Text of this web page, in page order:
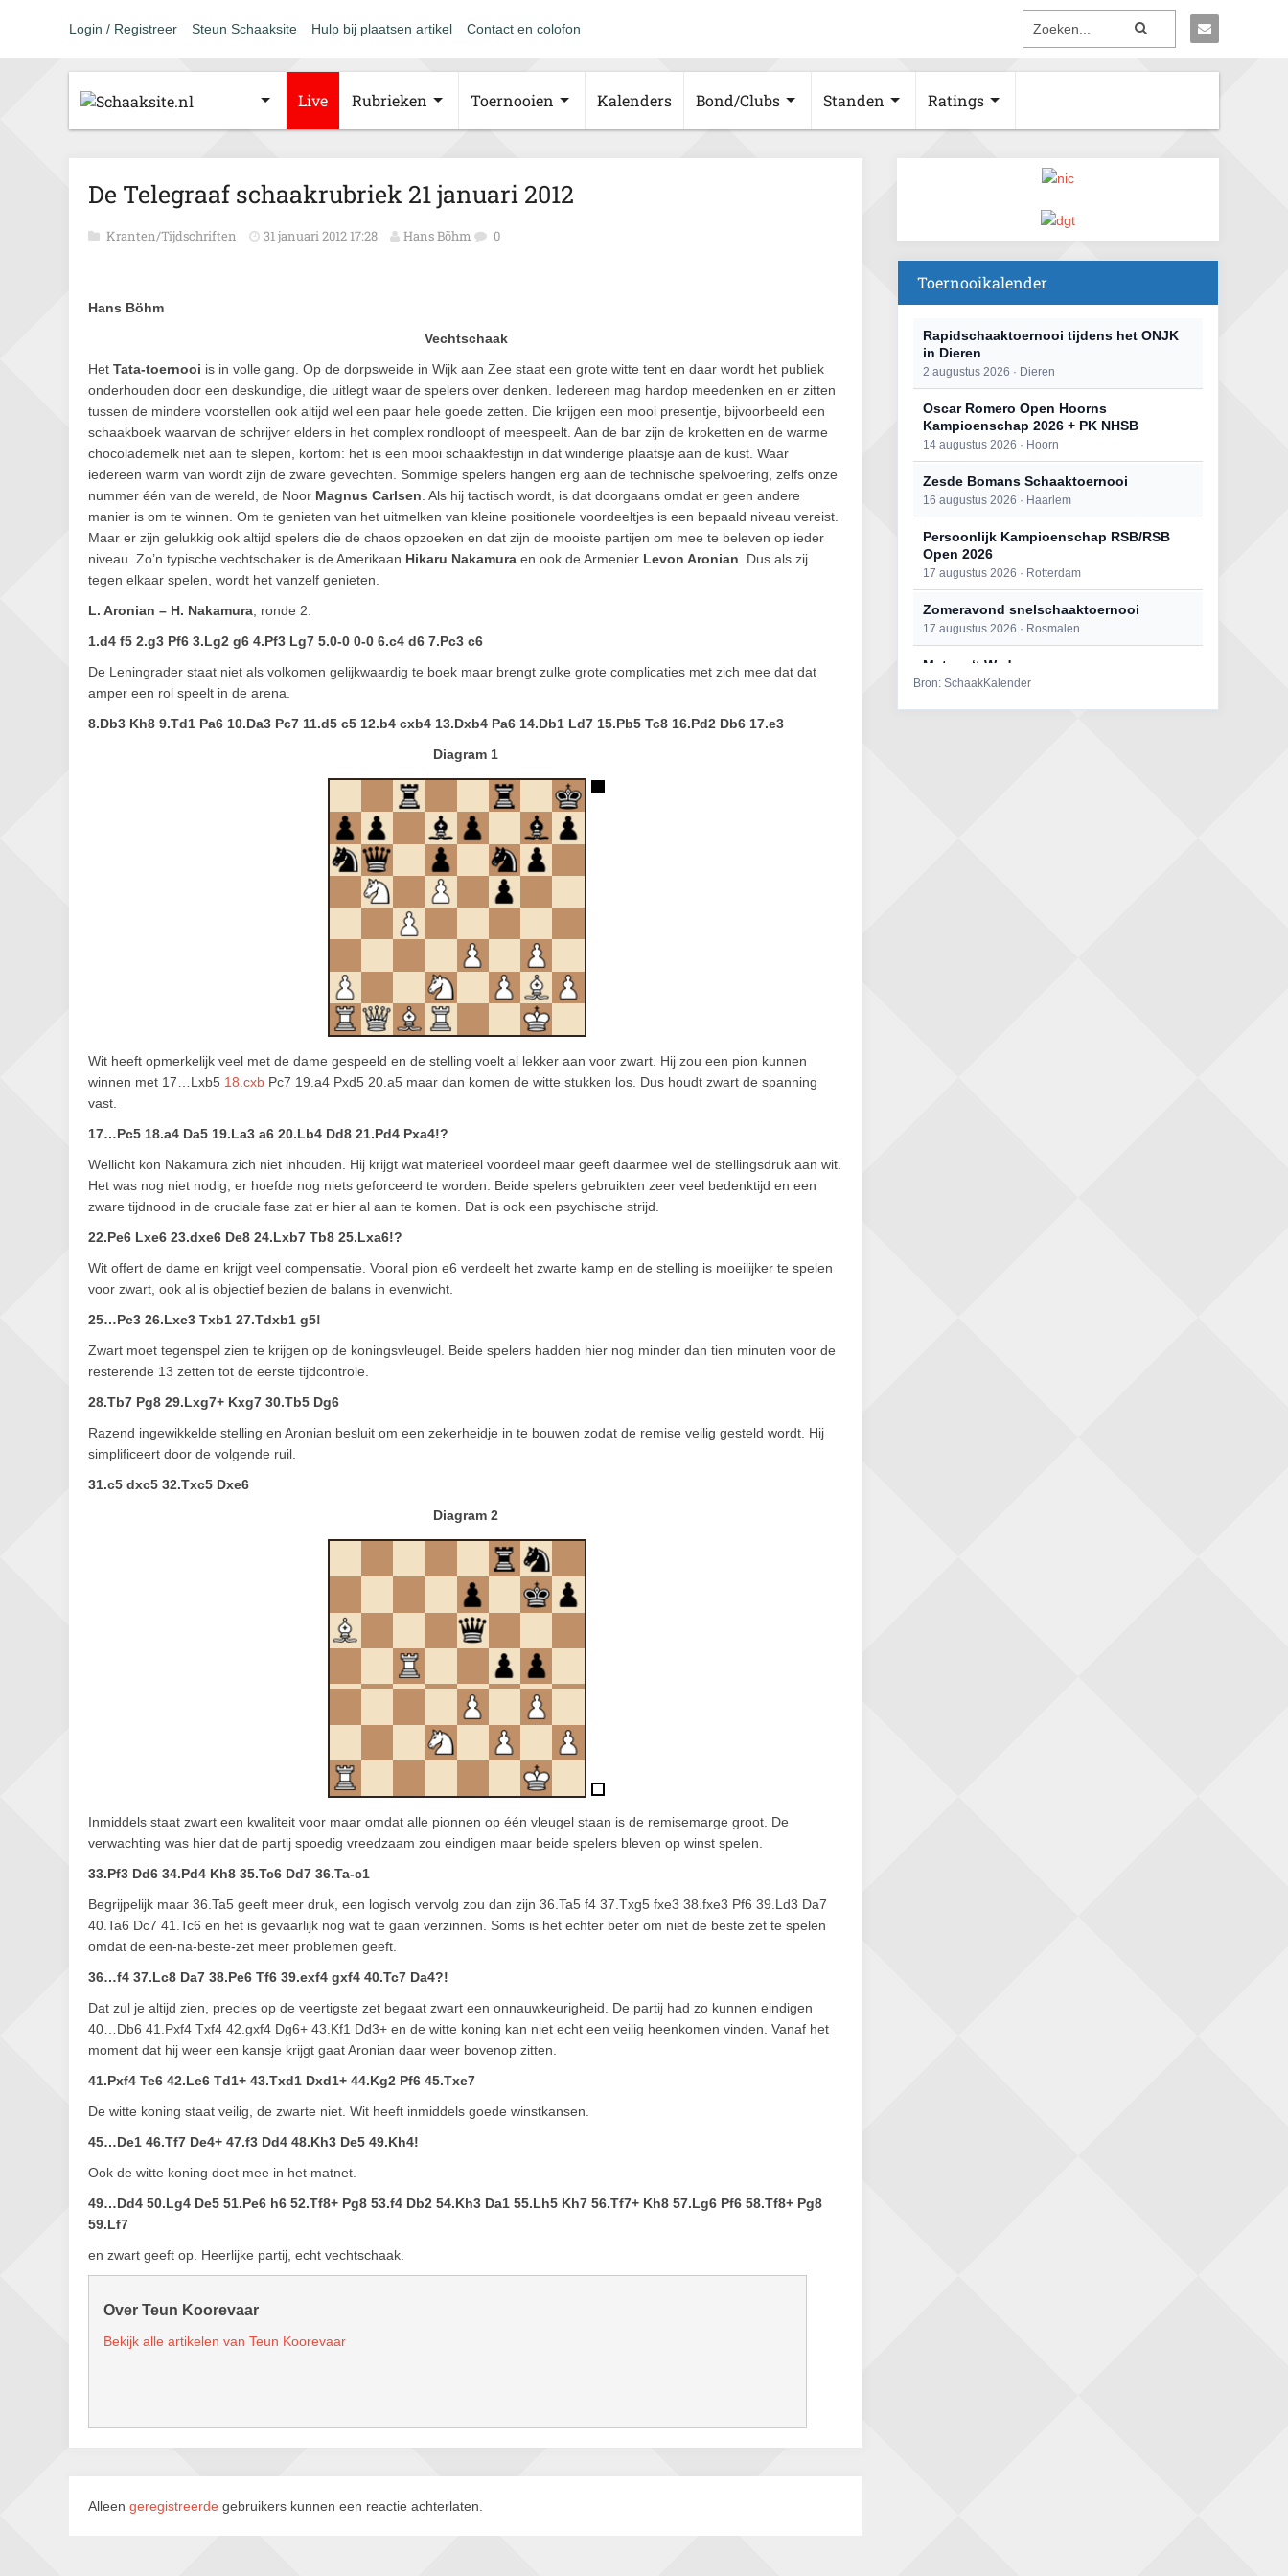
Login / Registreer Steun Schaaksite Hulp bij plaatsen artikel Contact en colofon
Live Rubrieken Toernooien Kalenders Bond/Clubs Standen Ratings
De Telegraaf schaakrubriek 21 januari 2012
Kranten/Tijdschriften 31 januari 2012 17:28 Hans Böhm 0
Hans Böhm
Vechtschaak
Het Tata-toernooi is in volle gang. Op de dorpsweide in Wijk aan Zee staat een grote witte tent en daar wordt het publiek
onderhouden door een deskundige, die uitlegt waar de spelers over denken. Iedereen mag hardop meedenken en er zitten
tussen de mindere voorstellen ook altijd wel een paar hele goede zetten. Die krijgen een mooi presentje, bijvoorbeeld een
schaakboek waarvan de schrijver elders in het complex rondloopt of meespeelt. Aan de bar zijn de kroketten en de warme
chocolademelk niet aan te slepen, kortom: het is een mooi schaakfestijn in dat winderige plaatsje aan de kust. Waar
iedereen warm van wordt zijn de zware gevechten. Sommige spelers hangen erg aan de technische spelvoering, zelfs onze
nummer één van de wereld, de Noor Magnus Carlsen . Als hij tactisch wordt, is dat doorgaans omdat er geen andere
manier is om te winnen. Om te genieten van het uitmelken van kleine positionele voordeeltjes is een bepaald niveau vereist.
Maar er zijn gelukkig ook altijd spelers die de chaos opzoeken en dat zijn de mooiste partijen om mee te beleven op ieder
niveau. Zo’n typische vechtschaker is de Amerikaan Hikaru Nakamura en ook de Armenier Levon Aronian . Dus als zij
tegen elkaar spelen, wordt het vanzelf genieten.
L. Aronian – H. Nakamura , ronde 2.
1.d4 f5 2.g3 Pf6 3.Lg2 g6 4.Pf3 Lg7 5.0-0 0-0 6.c4 d6 7.Pc3 c6
De Leningrader staat niet als volkomen gelijkwaardig te boek maar brengt zulke grote complicaties met zich mee dat dat
amper een rol speelt in de arena.
8.Db3 Kh8 9.Td1 Pa6 10.Da3 Pc7 11.d5 c5 12.b4 cxb4 13.Dxb4 Pa6 14.Db1 Ld7 15.Pb5 Tc8 16.Pd2 Db6 17.e3
Diagram 1
Wit heeft opmerkelijk veel met de dame gespeeld en de stelling voelt al lekker aan voor zwart. Hij zou een pion kunnen
winnen met 17…Lxb5 18.cxb Pc7 19.a4 Pxd5 20.a5 maar dan komen de witte stukken los. Dus houdt zwart de spanning
vast.
17…Pc5 18.a4 Da5 19.La3 a6 20.Lb4 Dd8 21.Pd4 Pxa4!?
Wellicht kon Nakamura zich niet inhouden. Hij krijgt wat materieel voordeel maar geeft daarmee wel de stellingsdruk aan wit.
Het was nog niet nodig, er hoefde nog niets geforceerd te worden. Beide spelers gebruikten zeer veel bedenktijd en een
zware tijdnood in de cruciale fase zat er hier al aan te komen. Dat is ook een psychische strijd.
22.Pe6 Lxe6 23.dxe6 De8 24.Lxb7 Tb8 25.Lxa6!?
Wit offert de dame en krijgt veel compensatie. Vooral pion e6 verdeelt het zwarte kamp en de stelling is moeilijker te spelen
voor zwart, ook al is objectief bezien de balans in evenwicht.
25…Pc3 26.Lxc3 Txb1 27.Tdxb1 g5!
Zwart moet tegenspel zien te krijgen op de koningsvleugel. Beide spelers hadden hier nog minder dan tien minuten voor de
resterende 13 zetten tot de eerste tijdcontrole.
28.Tb7 Pg8 29.Lxg7+ Kxg7 30.Tb5 Dg6
Razend ingewikkelde stelling en Aronian besluit om een zekerheidje in te bouwen zodat de remise veilig gesteld wordt. Hij
simplificeert door de volgende ruil.
31.c5 dxc5 32.Txc5 Dxe6
Diagram 2
Inmiddels staat zwart een kwaliteit voor maar omdat alle pionnen op één vleugel staan is de remisemarge groot. De
verwachting was hier dat de partij spoedig vreedzaam zou eindigen maar beide spelers bleven op winst spelen.
33.Pf3 Dd6 34.Pd4 Kh8 35.Tc6 Dd7 36.Ta-c1
Begrijpelijk maar 36.Ta5 geeft meer druk, een logisch vervolg zou dan zijn 36.Ta5 f4 37.Txg5 fxe3 38.fxe3 Pf6 39.Ld3 Da7
40.Ta6 Dc7 41.Tc6 en het is gevaarlijk nog wat te gaan verzinnen. Soms is het echter beter om niet de beste zet te spelen
omdat de een-na-beste-zet meer problemen geeft.
36…f4 37.Lc8 Da7 38.Pe6 Tf6 39.exf4 gxf4 40.Tc7 Da4?!
Dat zul je altijd zien, precies op de veertigste zet begaat zwart een onnauwkeurigheid. De partij had zo kunnen eindigen
40…Db6 41.Pxf4 Txf4 42.gxf4 Dg6+ 43.Kf1 Dd3+ en de witte koning kan niet echt een veilig heenkomen vinden. Vanaf het
moment dat hij weer een kansje krijgt gaat Aronian daar weer bovenop zitten.
41.Pxf4 Te6 42.Le6 Td1+ 43.Txd1 Dxd1+ 44.Kg2 Pf6 45.Txe7
De witte koning staat veilig, de zwarte niet. Wit heeft inmiddels goede winstkansen.
45…De1 46.Tf7 De4+ 47.f3 Dd4 48.Kh3 De5 49.Kh4!
Ook de witte koning doet mee in het matnet.
49…Dd4 50.Lg4 De5 51.Pe6 h6 52.Tf8+ Pg8 53.f4 Db2 54.Kh3 Da1 55.Lh5 Kh7 56.Tf7+ Kh8 57.Lg6 Pf6 58.Tf8+ Pg8
59.Lf7
en zwart geeft op. Heerlijke partij, echt vechtschaak.
Over Teun Koorevaar
Bekijk alle artikelen van Teun Koorevaar
Alleen geregistreerde gebruikers kunnen een reactie achterlaten.
Toernooikalender
Rapidschaaktoernooi tijdens het ONJK
in Dieren
2 augustus 2026 · Dieren
Oscar Romero Open Hoorns
Kampioenschap 2026 + PK NHSB
14 augustus 2026 · Hoorn
Zesde Bomans Schaaktoernooi
16 augustus 2026 · Haarlem
Persoonlijk Kampioenschap RSB/RSB
Open 2026
17 augustus 2026 · Rotterdam
Zomeravond snelschaaktoernooi
17 augustus 2026 · Rosmalen
Mat op ‘t Wad
22 augustus 2026 · Den Burg, Texel
Bron: SchaakKalender